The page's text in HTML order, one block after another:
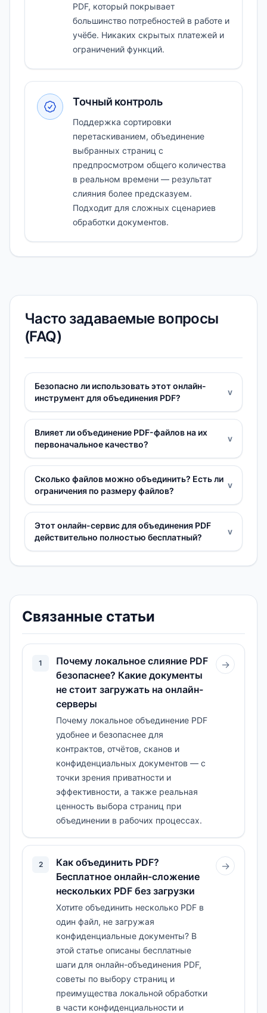
PDF, который покрывает
большинство потребностей в работе и
учёбе. Никаких скрытых платежей и
ограничений функций.
Точный контроль
Поддержка сортировки
перетаскиванием, объединение
выбранных страниц с
предпросмотром общего количества
в реальном времени — результат
слияния более предсказуем.
Подходит для сложных сценариев
обработки документов.
Часто задаваемые вопросы
(FAQ)
Безопасно ли использовать этот онлайн-
инструмент для объединения PDF?
v
Влияет ли объединение PDF-файлов на их
первоначальное качество?
v
Сколько файлов можно объединить? Есть ли
ограничения по размеру файлов?
v
Этот онлайн-сервис для объединения PDF
действительно полностью бесплатный?
v
Связанные статьи
1
Почему локальное слияние PDF
безопаснее? Какие документы
не стоит загружать на онлайн-
серверы
Почему локальное объединение PDF
удобнее и безопаснее для
контрактов, отчётов, сканов и
конфиденциальных документов — с
точки зрения приватности и
эффективности, а также реальная
ценность выбора страниц при
объединении в рабочих процессах.
→
2
Как объединить PDF?
Бесплатное онлайн-сложение
нескольких PDF без загрузки
Хотите объединить несколько PDF в
один файл, не загружая
конфиденциальные документы? В
этой статье описаны бесплатные
шаги для онлайн-объединения PDF,
советы по выбору страниц и
преимущества локальной обработки
в части конфиденциальности и
→